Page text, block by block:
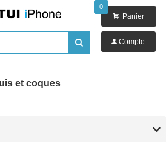

0
 Panier
 Compte
et coques
